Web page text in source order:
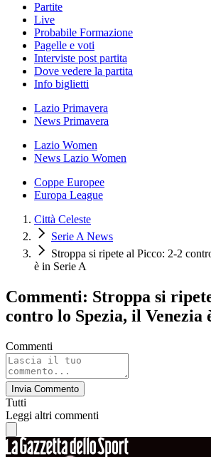
Partite
Live
Probabile Formazione
Pagelle e voti
Interviste post partita
Dove vedere la partita
Info biglietti
Lazio Primavera
News Primavera
Lazio Women
News Lazio Women
Coppe Europee
Europa League
Città Celeste
Serie A News
Stroppa si ripete al Picco: 2-2
è in Serie A
Commenti: Stroppa si
contro lo Spezia, il Venezia
Commenti
Invia Commento
Tutti
Leggi altri commenti